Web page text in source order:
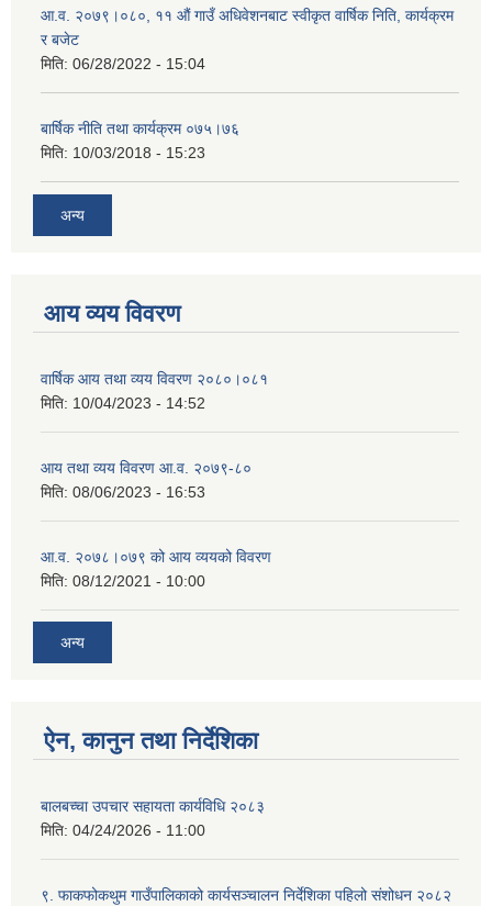
आ.व. २०७९।०८०, ११ औं गाउँ अधिवेशनबाट स्वीकृत वार्षिक निति, कार्यक्रम
र बजेट
मिति: 06/28/2022 - 15:04
बार्षिक नीति तथा कार्यक्रम ०७५।७६
मिति: 10/03/2018 - 15:23
अन्य
आय व्यय विवरण
वार्षिक आय तथा व्यय विवरण २०८०।०८१
मिति: 10/04/2023 - 14:52
आय तथा व्यय विवरण आ.व. २०७९-८०
मिति: 08/06/2023 - 16:53
आ.व. २०७८।०७९ को आय व्ययको विवरण
मिति: 08/12/2021 - 10:00
अन्य
ऐन, कानुन तथा निर्देशिका
बालबच्चा उपचार सहायता कार्यविधि २०८३
मिति: 04/24/2026 - 11:00
९. फाकफोकथुम गाउँपालिकाको कार्यसञ्चालन निर्देशिका पहिलो संशोधन २०८२